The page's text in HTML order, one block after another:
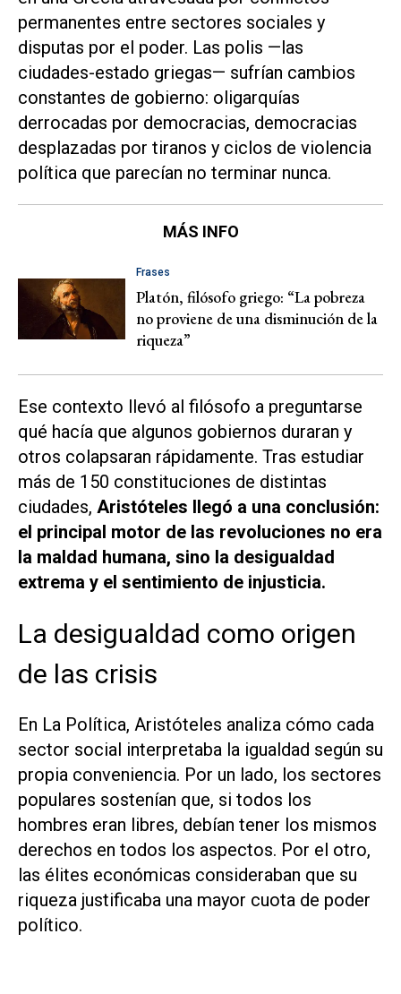
permanentes entre sectores sociales y
disputas por el poder. Las polis —las
ciudades-estado griegas— sufrían cambios
constantes de gobierno: oligarquías
derrocadas por democracias, democracias
desplazadas por tiranos y ciclos de violencia
política que parecían no terminar nunca.
MÁS INFO
Frases
Platón, filósofo griego: “La pobreza
no proviene de una disminución de la
riqueza”
Ese contexto llevó al filósofo a preguntarse
qué hacía que algunos gobiernos duraran y
otros colapsaran rápidamente. Tras estudiar
más de 150 constituciones de distintas
ciudades, Aristóteles llegó a una conclusión:
el principal motor de las revoluciones no era
la maldad humana, sino la desigualdad
extrema y el sentimiento de injusticia.
La desigualdad como origen
de las crisis
En La Política, Aristóteles analiza cómo cada
sector social interpretaba la igualdad según su
propia conveniencia. Por un lado, los sectores
populares sostenían que, si todos los
hombres eran libres, debían tener los mismos
derechos en todos los aspectos. Por el otro,
las élites económicas consideraban que su
riqueza justificaba una mayor cuota de poder
político.